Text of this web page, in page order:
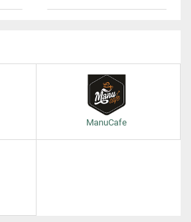
ManuCafe